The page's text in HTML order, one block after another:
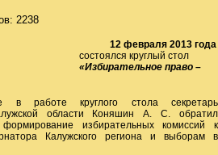
2238
12 февраля 2013 года
состоялся круглый стол
«Избирательное право –
в работе круглого стола секретарь
области Коняшин А. С. обратил
избирательных комиссий к
Калужского региона и выборам в